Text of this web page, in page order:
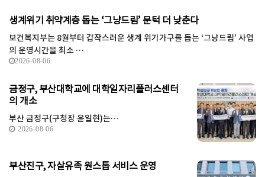
생계위기 취약계층 돕는 ‘그냥드림’ 문턱 더 낮춘다
보건복지부는 8월부터 갑작스러운 생계 위기가구를 돕는 ‘그냥드림’ 사업
의 운영시간을 최소 …
2026-08-06
금정구, 부산대학교에 대학일자리플러스센터
의 개소
부산 금정구(구청장 윤일현)는…
2026-08-06
부산진구, 자살유족 원스톱 서비스 운영